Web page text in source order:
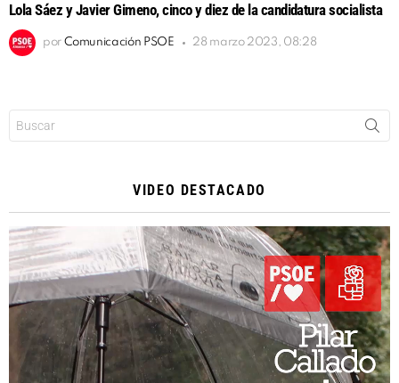
Lola Sáez y Javier Gimeno, cinco y diez de la candidatura socialista
por Comunicación PSOE 28 marzo 2023, 08:28
VIDEO DESTACADO
Reproductor
de
vídeo